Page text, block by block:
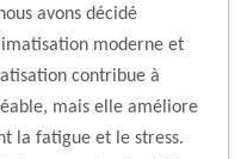
avons décidé
moderne et
contribue à
mais elle améliore
la fatigue et le stress.